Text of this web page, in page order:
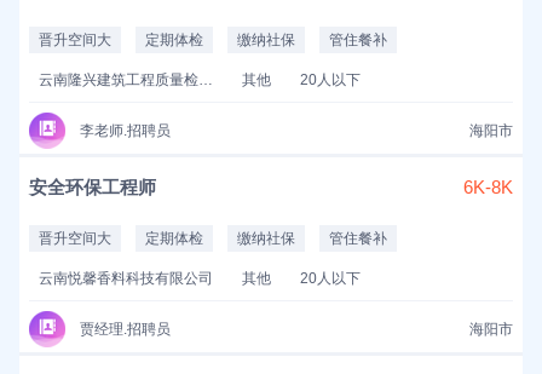
晋升空间大 定期体检 缴纳社保 管住餐补
云南隆兴建筑工程质量检测鉴定有限公司 其他 20人以下
李老师.招聘员 海阳市
安全环保工程师 6K-8K
晋升空间大 定期体检 缴纳社保 管住餐补
云南悦馨香料科技有限公司 其他 20人以下
贾经理.招聘员 海阳市